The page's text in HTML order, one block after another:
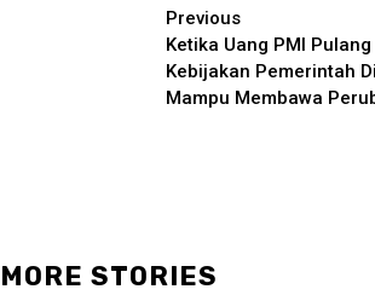
Continue
Reading
Previous
Ketika Uang PMI
Kebijakan Pemerintah
Mampu Membawa
MORE STORIES